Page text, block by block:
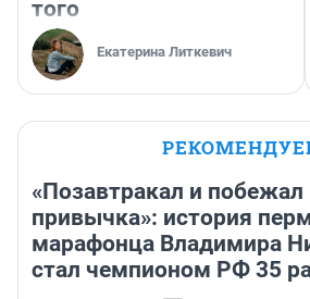
того
Екатерина Литкевич
«Позавтракал и
привычка»: история
марафонца Владимира
стал чемпионом РФ 35